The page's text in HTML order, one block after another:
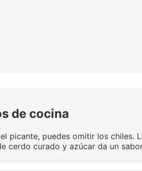
de cocina
picante, puedes omitir los chiles.
cerdo curado y azúcar da un